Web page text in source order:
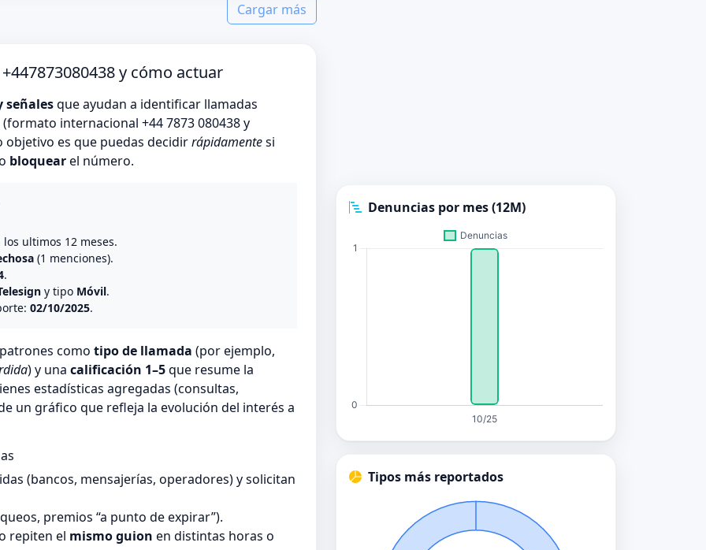
Cargar más
y cómo actuar
señalesque ayudan a identificar llamadas
(formato internacional +44 7873 080438 y
objetivo es que puedas decidirrápidamentesi
bloquearel número.
los ultimos 12 meses.
(1 menciones).
.
y tipo Móvil.
02/10/2025.
como tipo de llamada (por ejemplo,
) y una calificación 1–5que resume la
estadísticas agregadas (consultas,
un gráfico que refleja la evolución del interés a
(bancos, mensajerías, operadores) y solicitan
premios “a punto de expirar”).
repiten el mismo guion en distintas horas o
Denuncias por mes (12M)
Tipos más reportados